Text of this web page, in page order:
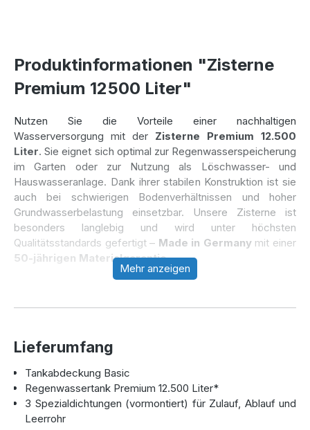
Produktinformationen "Zisterne
Premium 12500 Liter"
Nutzen Sie die Vorteile einer nachhaltigen
Wasserversorgung mit der Zisterne Premium 12.500
Liter. Sie eignet sich optimal zur Regenwasserspeicherung
im Garten oder zur Nutzung als Löschwasser- und
Hauswasseranlage. Dank ihrer stabilen Konstruktion ist sie
auch bei schwierigen Bodenverhältnissen und hoher
Grundwasserbelastung einsetzbar. Unsere Zisterne ist
besonders langlebig und wird unter höchsten
Qualitätsstandards gefertigt – Made in Germanymit einer
50-jährigen Materialgarantie.
Zisterne Premium 12.500 Liter – Ihre
Robuste Bauweise:
stauwasserbeständig
Hochwertige Materialien:Aus PE-Kunststoff, 100%
recyclingfähig und korrosionsbeständig
Flexibel einsetzbar:
Mehr anzeigen
Lieferumfang
Tankabdeckung Basic
Regenwassertank Premium 12.500 Liter*
3 Spezialdichtungen (vormontiert) für Zulauf, Ablauf und
Leerrohr